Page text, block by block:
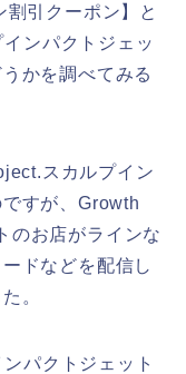
引クーポン】と
ンパクトジェッ
かを調べてみる
スカルプイン
すが、Growth
のお店がラインな
ドなどを配信し
。
パクトジェット